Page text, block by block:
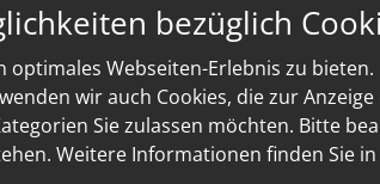
bezüglich
optimales Webseiten-Erlebnis zu
wir auch Cookies, die zur
Sie zulassen möchten. Bitte
Weitere Informationen finden Sie